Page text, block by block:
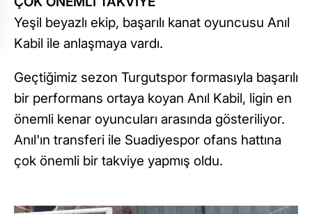
Yeşil beyazlı ekip, başarılı kanat oyuncusu Anıl
Kabil ile anlaşmaya vardı.
Geçtiğimiz sezon Turgutspor formasıyla başarılı
bir performans ortaya koyan Anıl Kabil, ligin en
önemli kenar oyuncuları arasında gösteriliyor.
Anıl'ın transferi ile Suadiyespor ofans hattına
çok önemli bir takviye yapmış oldu.